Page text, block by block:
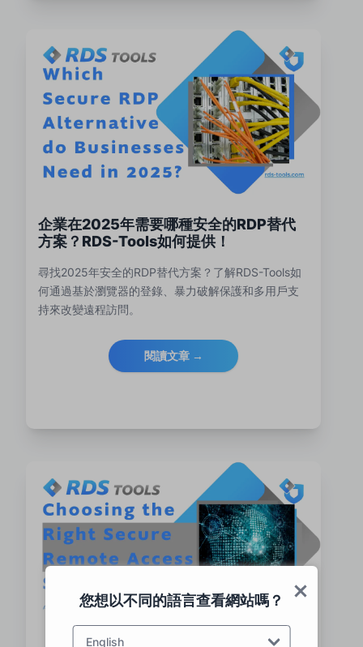
您想以不同的語言查看網站嗎？
English
企業在2025年需要哪種安全的RDP替代
方案？RDS-Tools如何提供！
尋找2025年安全的RDP替代方案？了解RDS-Tools如
何通過基於瀏覽器的登錄、暴力破解保護和多用戶支
持來改變遠程訪問。
閱讀文章 →